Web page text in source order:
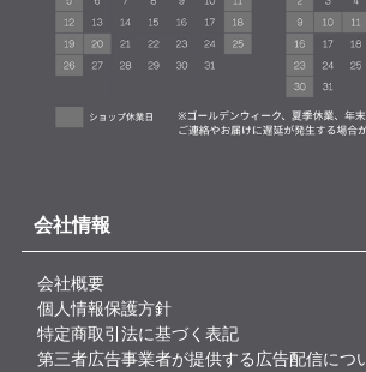
会社情報
会社概要
個人情報保護方針
特定商取引法に基づく表記
第三者広告事業者が提供する広告配信につ